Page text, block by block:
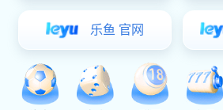
曲柄连杆机构是发动机的主要运动